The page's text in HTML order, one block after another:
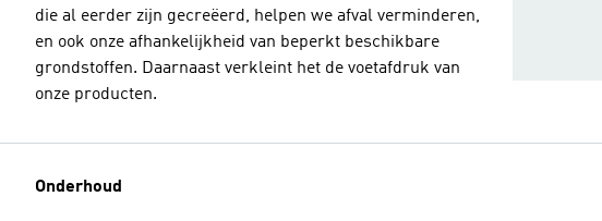
die al eerder zijn gecreëerd, helpen we afval verminderen,
en ook onze afhankelijkheid van beperkt beschikbare
grondstoffen. Daarnaast verkleint het de voetafdruk van
onze producten.
Onderhoud